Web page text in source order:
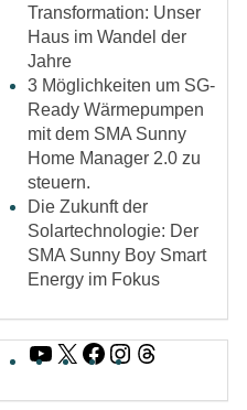
Transformation: Unser
Haus im Wandel der
Jahre
3 Möglichkeiten um SG-
Ready Wärmepumpen
mit dem SMA Sunny
Home Manager 2.0 zu
steuern.
Die Zukunft der
Solartechnologie: Der
SMA Sunny Boy Smart
Energy im Fokus
YouTube
X Facebook
Instagram